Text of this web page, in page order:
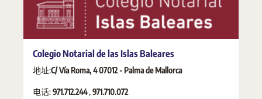
Colegio Notarial de las Islas Baleares
地址:C/ Vía Roma, 4 07012 - Palma de Mallorca
电话:971.712.244,971.710.072